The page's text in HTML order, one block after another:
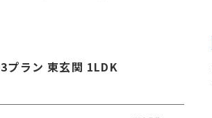
プラン 東玄関 1LDK